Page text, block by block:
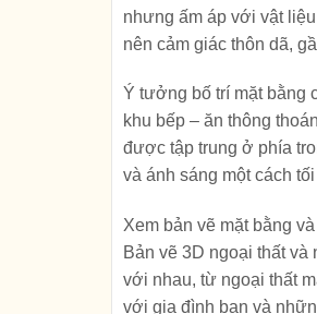
nhưng ấm áp với vật
nên cảm giác thôn dã,
Ý tưởng bố trí mặt bằng
khu bếp – ăn thông
được tập trung ở phía
và ánh sáng một cách
Xem bản vẽ mặt bằng
Bản vẽ 3D ngoại thất
với nhau, từ ngoại thất
với gia đình bạn và